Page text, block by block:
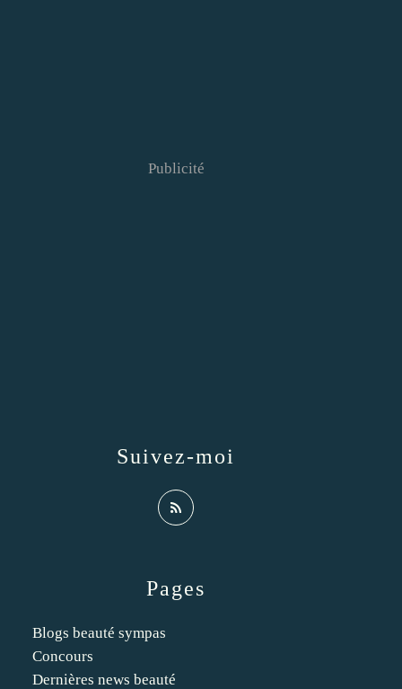
Pages
Blogs beauté sympas
Concours
Dernières news beauté
Suivez-moi
Publicité